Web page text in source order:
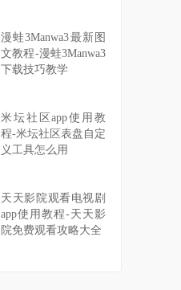
漫蛙3Manwa3最新图
文教程-漫蛙3Manwa3
下载技巧教学
米坛社区app使用教
程-米坛社区表盘自定
义工具怎么用
天天影院观看电视剧
app使用教程-天天影
院免费观看攻略大全